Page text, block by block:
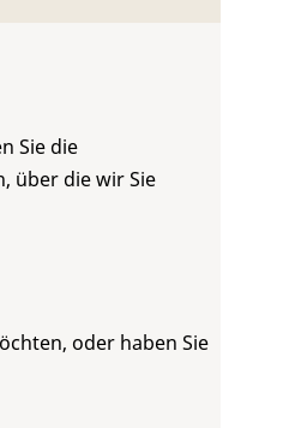
Sie die
über die wir Sie
oder haben Sie